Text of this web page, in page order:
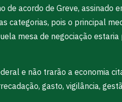
acordo de Greve, assinado
categorias, pois o principal
mesa de negociação
e não trarão a economia
gasto, vigilância,